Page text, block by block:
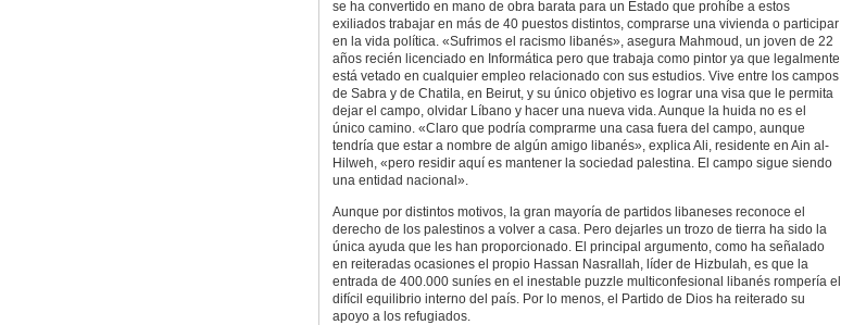
se ha convertido en mano de obra barata para un Estado que prohíbe a estos
exiliados trabajar en más de 40 puestos distintos, comprarse una vivienda o participar
en la vida política. «Sufrimos el racismo libanés», asegura Mahmoud, un joven de 22
años recién licenciado en Informática pero que trabaja como pintor ya que legalmente
está vetado en cualquier empleo relacionado con sus estudios. Vive entre los campos
de Sabra y de Chatila, en Beirut, y su único objetivo es lograr una visa que le permita
dejar el campo, olvidar Líbano y hacer una nueva vida. Aunque la huida no es el
único camino. «Claro que podría comprarme una casa fuera del campo, aunque
tendría que estar a nombre de algún amigo libanés», explica Ali, residente en Ain al-
Hilweh, «pero residir aquí es mantener la sociedad palestina. El campo sigue siendo
una entidad nacional».
Aunque por distintos motivos, la gran mayoría de partidos libaneses reconoce el
derecho de los palestinos a volver a casa. Pero dejarles un trozo de tierra ha sido la
única ayuda que les han proporcionado. El principal argumento, como ha señalado
en reiteradas ocasiones el propio Hassan Nasrallah, líder de Hizbulah, es que la
entrada de 400.000 suníes en el inestable puzzle multiconfesional libanés rompería el
difícil equilibrio interno del país. Por lo menos, el Partido de Dios ha reiterado su
apoyo a los refugiados.